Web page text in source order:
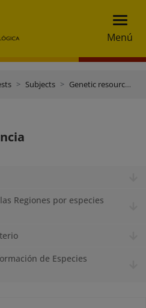
Menú
Subjects Genetic resources and trade control
Regiones por especies
de Especies